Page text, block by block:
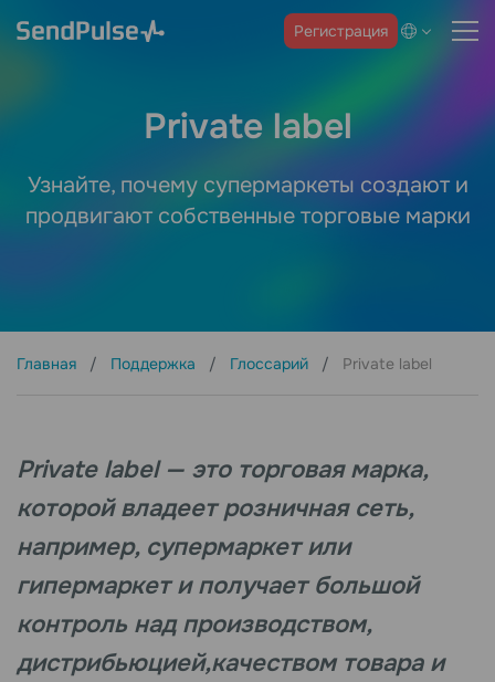
Регистрация
Private label
Узнайте, почему супермаркеты создают и
продвигают собственные торговые марки
Главная Поддержка Глоссарий Private label
Private label — это торговая марка,
которой владеет розничная сеть,
например, супермаркет или
гипермаркет и получает большой
контроль над производством,
дистрибьюцией,качеством товара и